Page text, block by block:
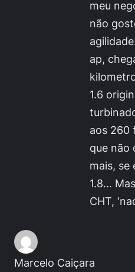
meu
não
ap,
1.6
aos 260
que não
mais, se
1.8…
CHT,
Marcelo Caiçara